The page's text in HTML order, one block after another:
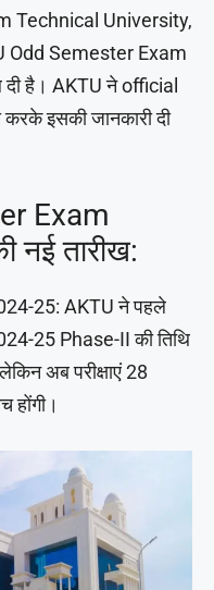
Technical University,
Odd Semester Exam
है। AKTU ने official
करके इसकी जानकारी दी
Exam
नई तारीख:
25: AKTU ने पहले
25 Phase-II की तिथि
अब परीक्षाएं 28
होंगी।